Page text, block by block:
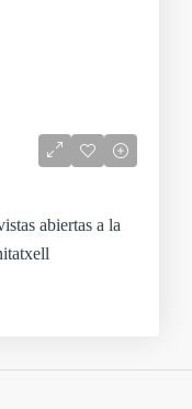
abiertas a la